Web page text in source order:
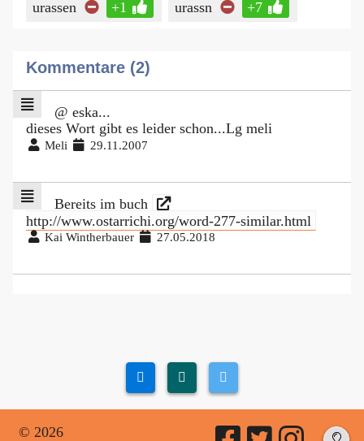
urassen +1 urassn +7
Kommentare (2)
@ eska...
dieses Wort gibt es leider schon...Lg meli
Meli 29.11.2007
Bereits im buch
http://www.ostarrichi.org/word-277-similar.html
Kai Wintherbauer 27.05.2018
© 2026